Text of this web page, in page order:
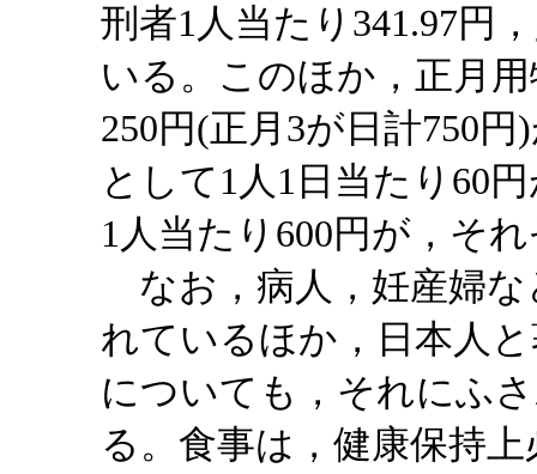
刑者1人当たり341.97円
いる。このほか，正月
250円(正月3が日計750
として1人1日当たり60
1人当たり600円が，そ
なお，病人，妊産婦な
れているほか，日本人
についても，それにふ
る。食事は，健康保持